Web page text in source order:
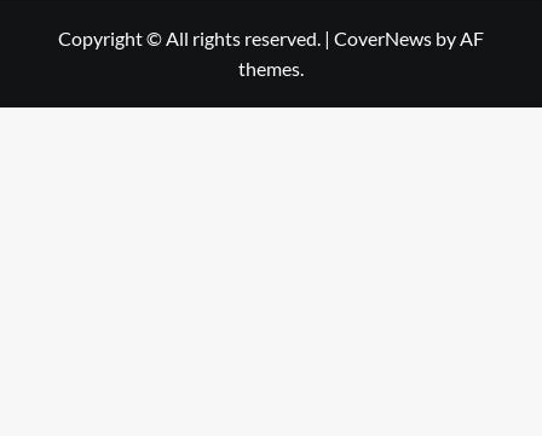
Copyright © All rights reserved. | CoverNews by AF
themes.